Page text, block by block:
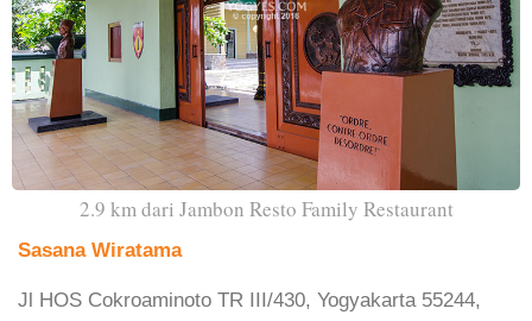
2.9 km dari Jambon Resto Family Restaurant
Sasana Wiratama
Jl HOS Cokroaminoto TR III/430, Yogyakarta 55244,